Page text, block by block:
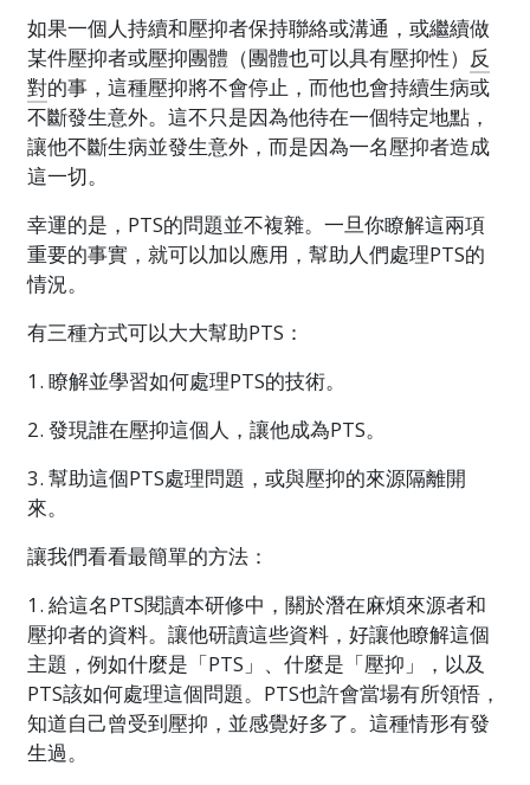
如果一個人持續和壓抑者保持聯絡或溝通，或繼續做
某件壓抑者或壓抑團體（團體也可以具有壓抑性） 反
對的事，這種壓抑將不會停止，而他也會持續生病或
不斷發生意外。這不只是因為他待在一個特定地點，
讓他不斷生病並發生意外，而是因為一名壓抑者造成
這一切。
幸運的是，PTS的問題並不複雜。一旦你瞭解這兩項
重要的事實，就可以加以應用，幫助人們處理PTS的
情況。
有三種方式可以大大幫助PTS：
1. 瞭解並學習如何處理PTS的技術。
2. 發現誰在壓抑這個人，讓他成為PTS。
3. 幫助這個PTS處理問題，或與壓抑的來源隔離開
來。
讓我們看看最簡單的方法：
1. 給這名PTS閱讀本研修中，關於潛在麻煩來源者和
壓抑者的資料。讓他研讀這些資料，好讓他瞭解這個
主題，例如什麼是「PTS」、什麼是「壓抑」，以及
PTS該如何處理這個問題。PTS也許會當場有所領悟，
知道自己曾受到壓抑，並感覺好多了。這種情形有發
生過。